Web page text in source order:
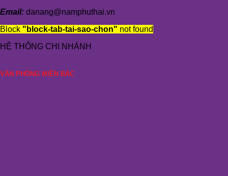
Email: danang@namphuthai.vn
Block "block-tab-tai-sao-chon" not found
HỆ THỐNG CHI NHÁNH
VĂN PHÒNG MIỀN BẮC